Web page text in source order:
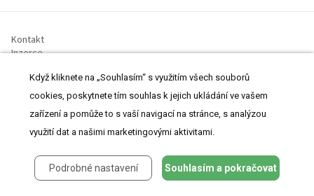
Kontakt
Inzerce
Prohlášení o cookies
Nastavení cookies
© 2008-2026 MeDitorial | ISSN 1803-6597
Stránky proLékaře.cz jsou určeny výhradně odborníkům ve
Když kliknete na „Souhlasím“ s využitím všech souborů
cookies, poskytnete tím souhlas k jejich ukládání ve vašem
zařízení a pomůže to s vaší navigací na stránce, s analýzou
využití dat a našimi marketingovými aktivitami.
Podrobné nastavení Souhlasím a pokračovat